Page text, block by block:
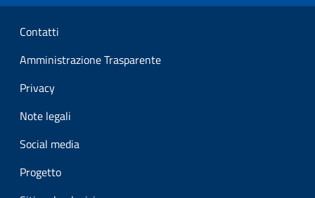
Sezione Link Utili
Contatti
Amministrazione Trasparente
Privacy
Note legali
Social media
Progetto